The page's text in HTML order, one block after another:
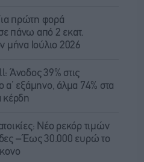
πρώτη φορά
πάνω από 2 εκατ.
μήνα Ιούλιο 2026
Άνοδος 39% στις
α’ εξάμηνο, άλμα 74% στα
κέρδη
Νέο ρεκόρ τιμών
– Έως 30.000 ευρώ το